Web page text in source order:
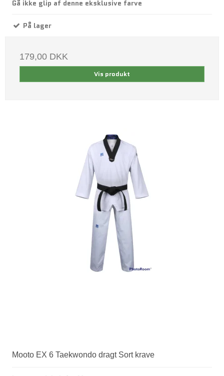
Gå ikke glip af denne eksklusive farve
På lager
179,00 DKK
Vis produkt
Mooto EX 6 Taekwondo dragt Sort krave